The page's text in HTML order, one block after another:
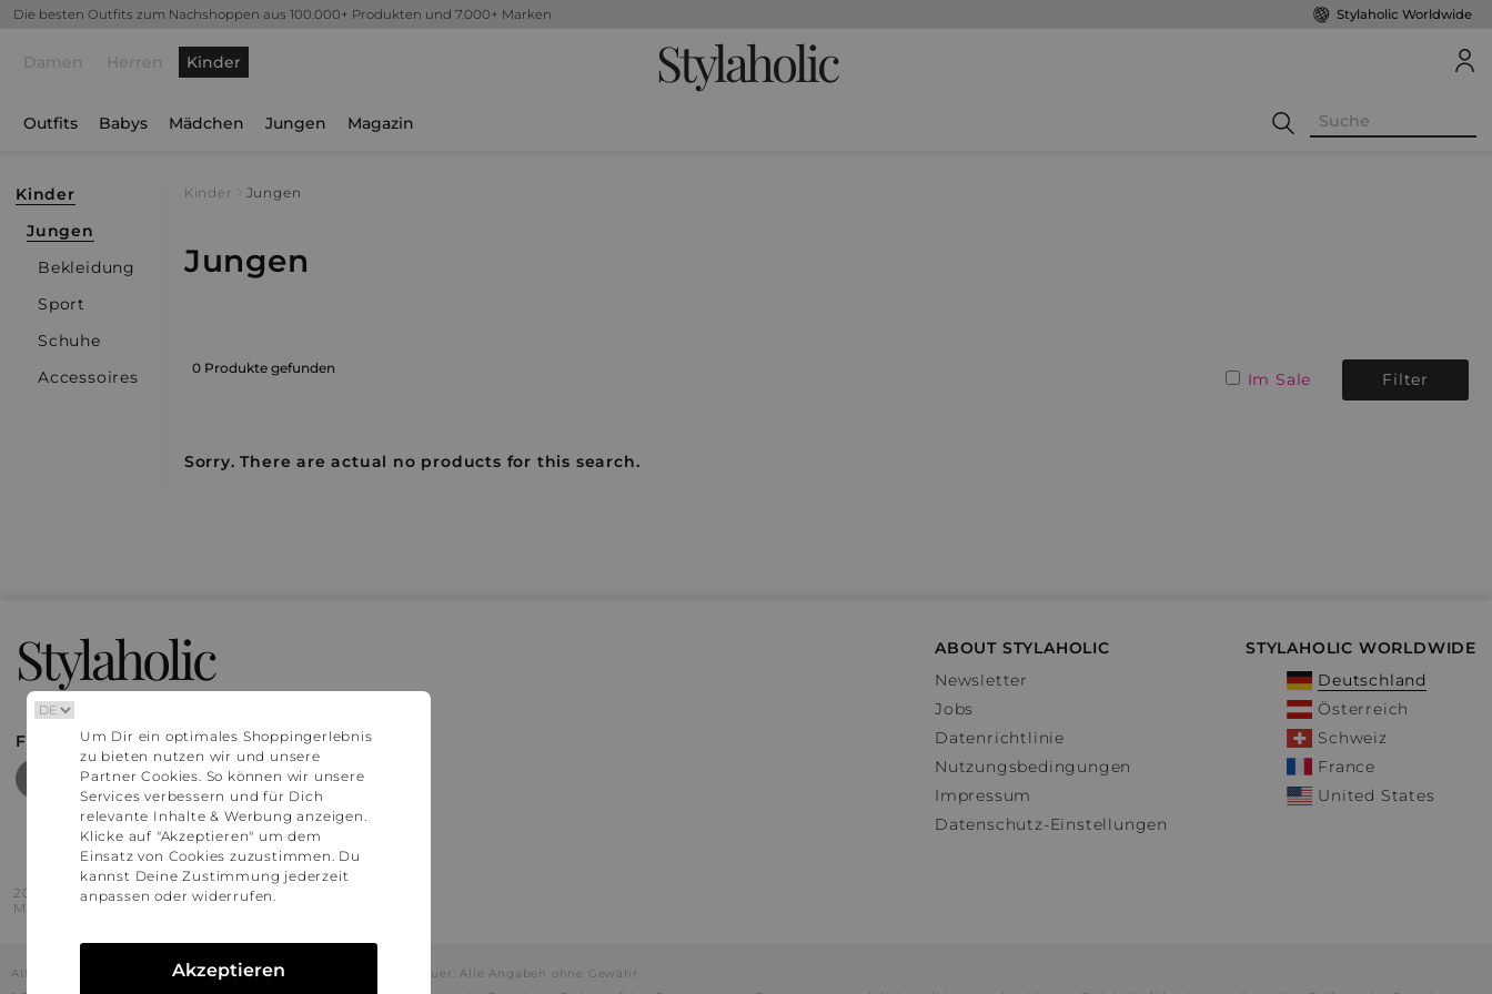
Die besten Outfits zum Nachshoppen aus 100.000+ Produkten und 7.000+ Marken Stylaholic Worldwide
Damen Herren Kinder Stylaholic
Outfits Babys Mädchen Jungen Magazin
Kinder
Jungen
Bekleidung
Sport
Schuhe
Accessoires
Kinder Jungen
Jungen
0 Produkte gefunden
Im Sale Filter
Sorry. There are actual no products for this search.
Stylaholic
FIND MORE INSPIRATION
ABOUT STYLAHOLIC
Newsletter
Jobs
Datenrichtlinie
Nutzungsbedingungen
Impressum
Datenschutz-Einstellungen
STYLAHOLIC WORLDWIDE
Deutschland
Österreich
Schweiz
France
United States
2016 - 2026 © Stylaholic.
Made for you with love in munich.
Alle Preise inkl. der jeweils geltenden gesetzlichen Mehrwertsteuer. Alle Angaben ohne Gewähr.
Um Dir ein optimales Shoppingerlebnis
zu bieten nutzen wir und unsere
Partner Cookies. So können wir unsere
Services verbessern und für Dich
relevante Inhalte & Werbung anzeigen.
Klicke auf "Akzeptieren" um dem
Einsatz von Cookies zuzustimmen. Du
kannst Deine Zustimmung jederzeit
anpassen oder widerrufen.
Akzeptieren